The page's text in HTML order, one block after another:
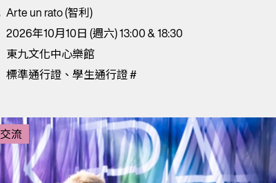
Arte un rato (智利)
2026年10月10日 (週六) 13:00 & 18:30
東九文化中心樂館
標準通行證、學生通行證 #
交流